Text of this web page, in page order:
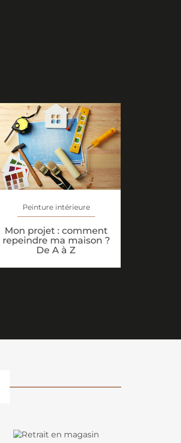
Peinture intérieure
Mon projet : comment
repeindre ma maison ?
De A à Z